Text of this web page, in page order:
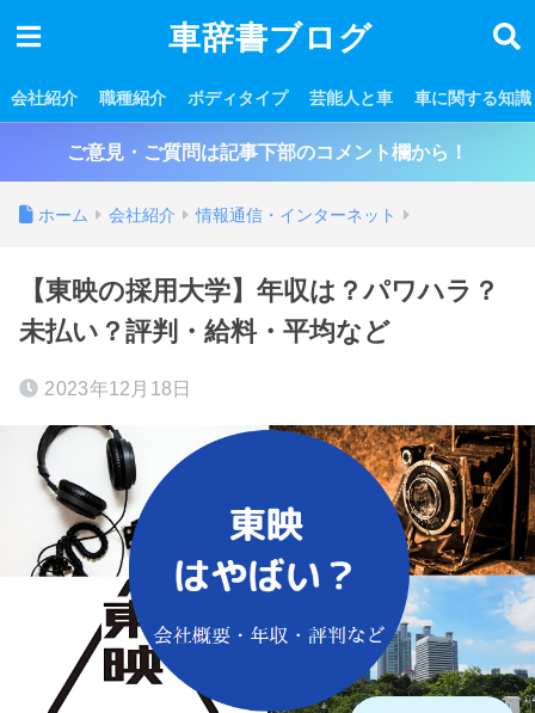
車辞書ブログ
会社紹介 職種紹介 ボディタイプ 芸能人と車 車に関する知識
ご意見・ご質問は記事下部のコメント欄から！
ホーム 会社紹介 情報通信・インターネット
【東映の採用大学】年収は？パワハラ？
未払い？評判・給料・平均など
2023年12月18日